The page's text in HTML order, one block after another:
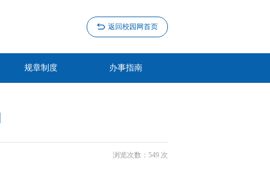
返回校园网首页
规章制度 办事指南
浏览次数： 549 次